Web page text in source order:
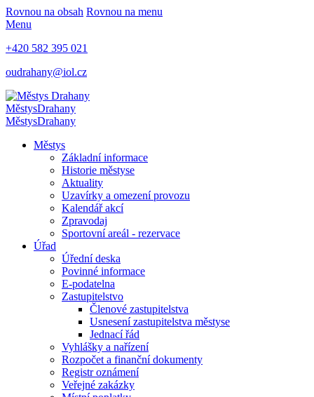
Rovnou na obsah Rovnou na menu
Menu
+420 582 395 021
oudrahany@iol.cz
MěstysDrahany
MěstysDrahany
Městys
Základní informace
Historie městyse
Aktuality
Uzavírky a omezení provozu
Kalendář akcí
Zpravodaj
Sportovní areál - rezervace
Úřad
Úřední deska
Povinné informace
E-podatelna
Zastupitelstvo
Členové zastupitelstva
Usnesení zastupitelstva městyse
Jednací řád
Vyhlášky a nařízení
Rozpočet a finanční dokumenty
Registr oznámení
Veřejné zakázky